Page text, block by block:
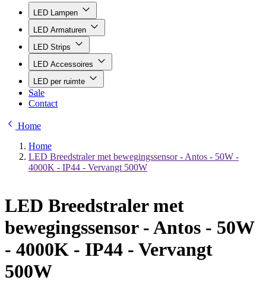
LED Lampen
LED Armaturen
LED Strips
LED Accessoires
LED per ruimte
Sale
Contact
Home
Home
LED Breedstraler met bewegingssensor - Antos - 50W -
4000K - IP44 - Vervangt 500W
LED Breedstraler met
bewegingssensor - Antos - 50W
- 4000K - IP44 - Vervangt
500W